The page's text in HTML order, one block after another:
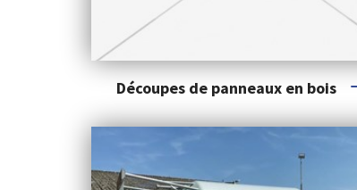
Découpes de panneaux en bois